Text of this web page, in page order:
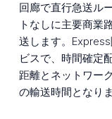
回廊で直行急送ル
トなしに主要商業
送します。
ビスで、時間確定
距離とネットワー
の輸送時間となりま